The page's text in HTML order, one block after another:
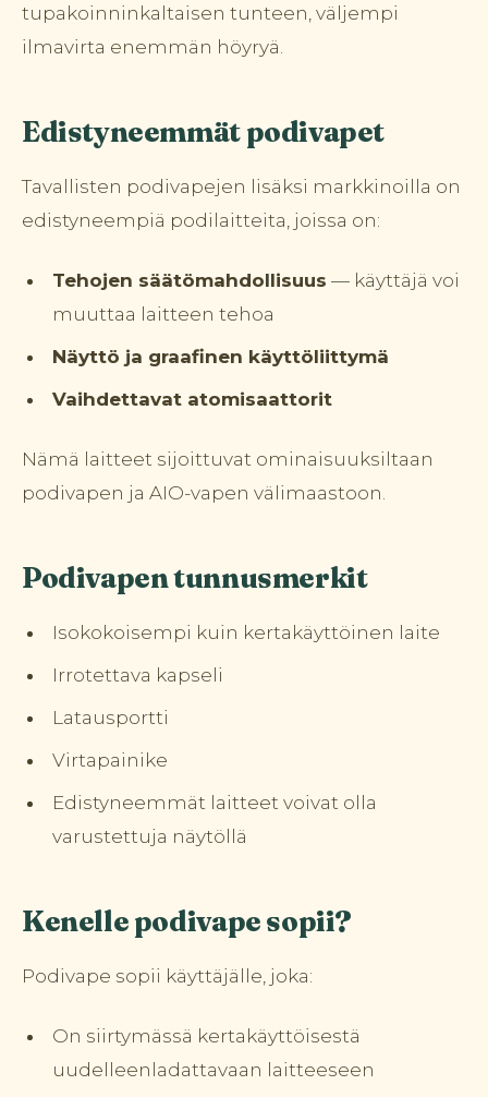
tupakoinninkaltaisen tunteen, väljempi
ilmavirta enemmän höyryä.
Edistyneemmät podivapet
Tavallisten podivapejen lisäksi markkinoilla on
edistyneempiä podilaitteita, joissa on:
Tehojen säätömahdollisuus — käyttäjä voi
muuttaa laitteen tehoa
Näyttö ja graafinen käyttöliittymä
Vaihdettavat atomisaattorit
Nämä laitteet sijoittuvat ominaisuuksiltaan
podivapen ja AIO-vapen välimaastoon.
Podivapen tunnusmerkit
Isokokoisempi kuin kertakäyttöinen laite
Irrotettava kapseli
Latausportti
Virtapainike
Edistyneemmät laitteet voivat olla
varustettuja näytöllä
Kenelle podivape sopii?
Podivape sopii käyttäjälle, joka:
On siirtymässä kertakäyttöisestä
uudelleenladattavaan laitteeseen